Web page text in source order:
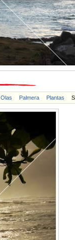
Olas Palmera Plantas